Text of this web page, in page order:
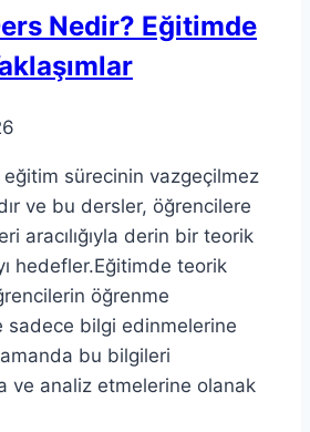
Nedir? Eğitimde
sürecinin vazgeçilmez
ve bu dersler, öğrencilere
aracılığıyla derin bir teorik
hedefler.Eğitimde teorik
öğrenme
sadece bilgi edinmelerine
bu bilgileri
ve analiz etmelerine olanak